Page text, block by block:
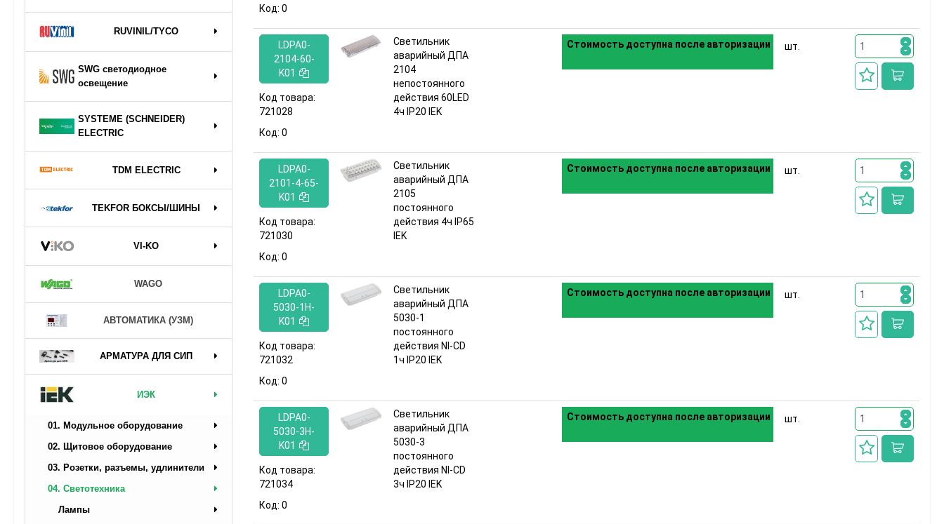
RUVINIL/TYCO
SWG светодиодное
освещение
SYSTEME (SCHNEIDER)
ELECTRIC
TDM ELECTRIC
TEKFOR БОКСЫ/ШИНЫ
VI-KO
WAGO
АВТОМАТИКА (УЗМ)
АРМАТУРА ДЛЯ СИП
ИЭК
01. Модульное оборудование
02. Щитовое оборудование
03. Розетки, разъемы, удлинители
04. Светотехника
Лампы
Код: 0
LDPA0-
2104-60-
K01
Код товара:
721028
Код: 0
Светильник
аварийный ДПА
2104
непостоянного
действия 60LED
4ч IP20 IEK
Стоимость доступна после авторизации шт.
LDPA0-
2101-4-65-
K01
Код товара:
721030
Код: 0
Светильник
аварийный ДПА
2105
постоянного
действия 4ч IP65
IEK
Стоимость доступна после авторизации шт.
LDPA0-
5030-1H-
K01
Код товара:
721032
Код: 0
Светильник
аварийный ДПА
5030-1
постоянного
действия NI-CD
1ч IP20 IEK
Стоимость доступна после авторизации шт.
LDPA0-
5030-3H-
K01
Код товара:
721034
Код: 0
Светильник
аварийный ДПА
5030-3
постоянного
действия NI-CD
3ч IP20 IEK
Стоимость доступна после авторизации шт.